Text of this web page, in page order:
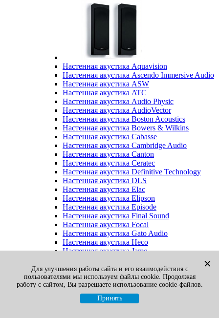
Настенная акустика Aquavision
Настенная акустика Ascendo Immersive Audio
Настенная акустика ASW
Настенная акустика ATC
Настенная акустика Audio Physic
Настенная акустика AudioVector
Настенная акустика Boston Acoustics
Настенная акустика Bowers & Wilkins
Настенная акустика Cabasse
Настенная акустика Cambridge Audio
Настенная акустика Canton
Настенная акустика Ceratec
Настенная акустика Definitive Technology
Настенная акустика DLS
Настенная акустика Elac
Настенная акустика Elipson
Настенная акустика Episode
Настенная акустика Final Sound
Настенная акустика Focal
Настенная акустика Gato Audio
Настенная акустика Heco
Настенная акустика Jamo
Настенная акустика Klipsch
Настенная акустика Legacy
Настенная акустика M&K Sound
Настенная акустика Martin Logan
Настенная акустика McIntosh
✕
Для улучшения работы сайта и его взаимодействия с
пользователями мы используем файлы cookie. Продолжая
работу с сайтом, Вы разрешаете использование cookie-файлов.
Принять